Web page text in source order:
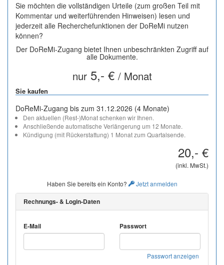
Sie möchten die vollständigen Urteile (zum großen Teil mit
Kommentar und weiterführenden Hinweisen) lesen und
jederzeit alle Recherchefunktionen der DoReMi nutzen
können?
Der DoReMi-Zugang bietet Ihnen unbeschränkten Zugriff auf
alle Dokumente.
nur5,- € / Monat
Sie kaufen
DoReMi-Zugang bis zum 31.12.2026 (4 Monate)
Den aktuellen (Rest-)Monat schenken wir Ihnen.
Anschließende automatische Verlängerung um 12 Monate.
Kündigung (mit Rückerstattung) 1 Monat zum Quartalsende.
20,- €
(inkl. MwSt.)
Haben Sie bereits ein Konto? Jetzt anmelden
Rechnungs- & Login-Daten
E-Mail Passwort
Passwort anzeigen